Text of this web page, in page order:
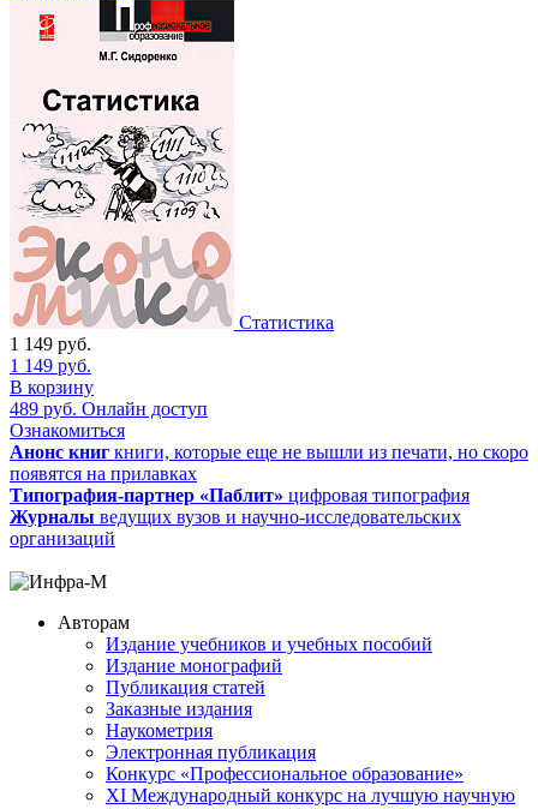
Статистика
1 149 руб.
1 149 руб.
В корзину
489 руб. Онлайн доступ
Ознакомиться
Анонс книг книги, которые еще не вышли из печати, но скоро
появятся на прилавках
Типография-партнер «Паблит» цифровая типография
Журналы ведущих вузов и научно-исследовательских
организаций
Авторам
Издание учебников и учебных пособий
Издание монографий
Публикация статей
Заказные издания
Наукометрия
Электронная публикация
Конкурс «Профессиональное образование»
XI Международный конкурс на лучшую научную